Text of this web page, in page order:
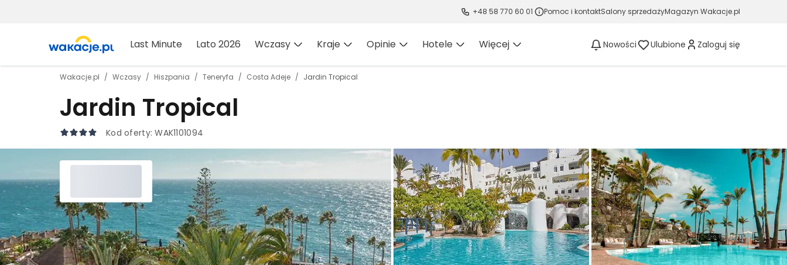
+48 58 770 60 01 Pomoc i kontaktSalony sprzedażyMagazyn Wakacje.pl
Last Minute Lato 2026 Wczasy Kraje Opinie Hotele Więcej Nowości Ulubione Zaloguj się
Wakacje.pl Wczasy Hiszpania Teneryfa Costa Adeje Jardin Tropical
Jardin Tropical
Kod oferty:WAK1101094